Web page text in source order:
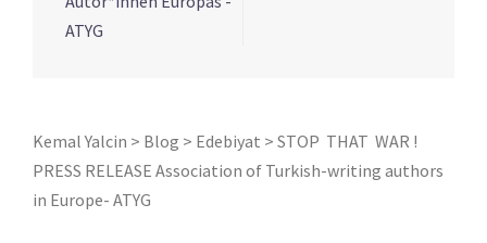
ATYG
Kemal Yalcin > Blog > Edebiyat > STOP THAT WAR !
PRESS RELEASE Association of Turkish-writing authors
in Europe- ATYG